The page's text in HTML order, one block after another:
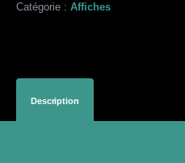
Catégorie : Affiches
Description